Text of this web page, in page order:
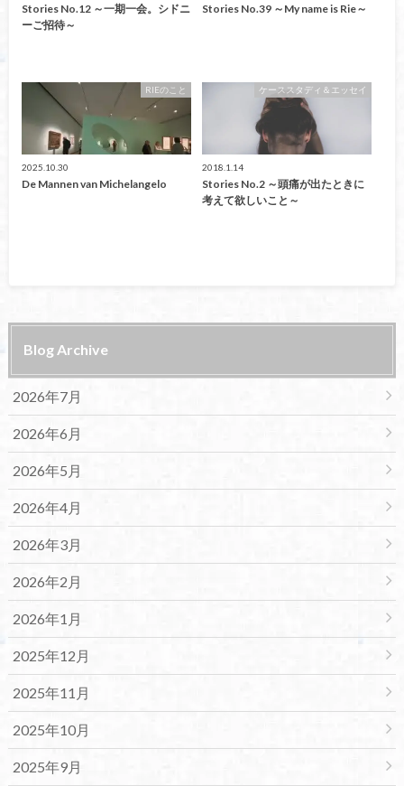
Stories No.12 ～一期一会。シドニ
ーご招待～
Stories No.39 ～My name is Rie～
RIEのこと
2025.10.30
De Mannen van Michelangelo
ケーススタディ＆エッセイ
2018.1.14
Stories No.2 ～頭痛が出たときに
考えて欲しいこと～
Blog Archive
2026年7月
2026年6月
2026年5月
2026年4月
2026年3月
2026年2月
2026年1月
2025年12月
2025年11月
2025年10月
2025年9月